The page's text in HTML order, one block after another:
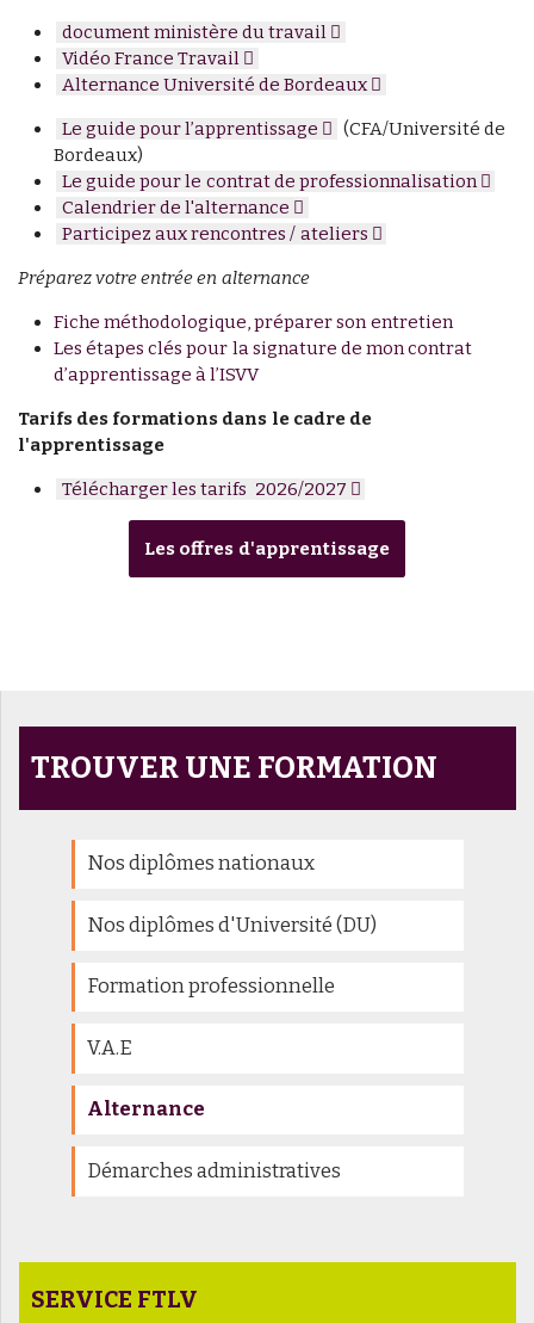
document ministère du travail
Vidéo France Travail
Alternance Université de Bordeaux
Le guide pour l’apprentissage
(CFA/Université de
Bordeaux)
Le guide pour le contrat de professionnalisation
Calendrier de l'alternance
Participez aux rencontres / ateliers
Préparez votre entrée en alternance
Fiche méthodologique, préparer son entretien
Les étapes clés pour la signature de mon contrat
d’apprentissage à l’ISVV
Tarifs des formations dans le cadre de
l'apprentissage
Télécharger les tarifs 2026/2027
Les offres d'apprentissage
TROUVER UNE FORMATION
Nos diplômes nationaux
Nos diplômes d'Université (DU)
Formation professionnelle
V.A.E
Alternance
Démarches administratives
SERVICE FTLV